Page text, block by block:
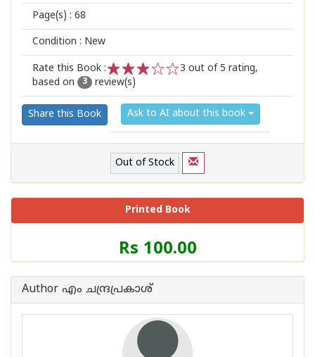
Page(s) : 68
Condition : New
Rate this Book :
2
1
3 out of 5 rating,
based on
3 review(s)
Share this Book Ask to AI about this book
Out of Stock
Printed Book
Price
of
Book
Rs 100.00
Author എം ചന്ദ്രപ്രകാശ്